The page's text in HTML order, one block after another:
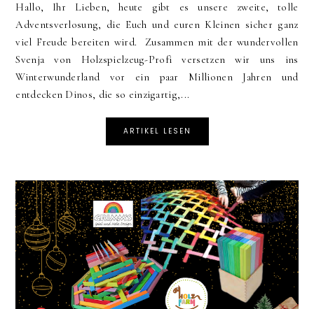
Hallo, Ihr Lieben, heute gibt es unsere zweite, tolle
Adventsverlosung, die Euch und euren Kleinen sicher ganz
viel Freude bereiten wird. Zusammen mit der wundervollen
Svenja von Holzspielzeug-Profi versetzen wir uns ins
Winterwunderland vor ein paar Millionen Jahren und
entdecken Dinos, die so einzigartig,...
ARTIKEL LESEN